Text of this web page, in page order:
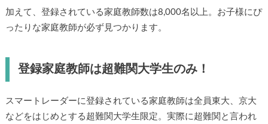
加えて、登録されている家庭教師数は8,000名以上。お子様にぴ
ったりな家庭教師が必ず見つかります。
登録家庭教師は超難関大学生のみ！
スマートレーダーに登録されている家庭教師は全員東大、京大
などをはじめとする超難関大学生限定。実際に超難関と言われ